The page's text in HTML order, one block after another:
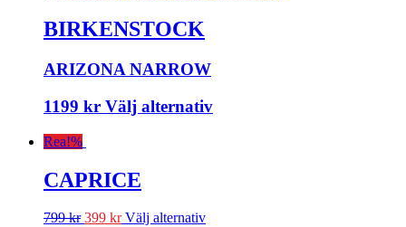
BIRKENSTOCK
ARIZONA NARROW
1199 kr Välj alternativ
Rea!%
CAPRICE
799kr 399 kr Välj alternativ